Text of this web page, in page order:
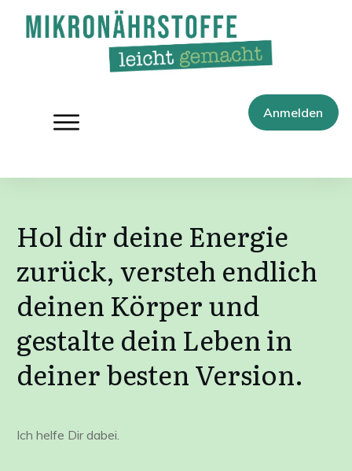
Anmelden
Hol dir deine Energie
zurück, versteh endlich
deinen Körper und
gestalte dein Leben in
deiner besten Version.
Ich helfe Dir dabei.